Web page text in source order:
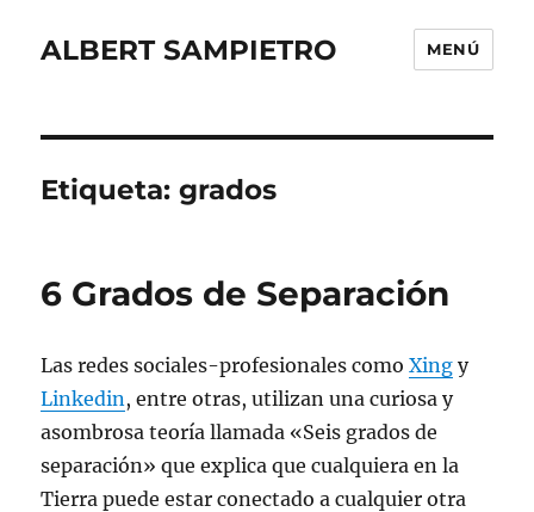
ALBERT SAMPIETRO MENÚ
Etiqueta:grados
6 Grados de Separación
Las redes sociales-profesionales comoXing y
Linkedin, entre otras, utilizan una curiosa y
asombrosa teoría llamada «Seis grados de
separación» que explica que cualquiera en la
Tierra puede estar conectado a cualquier otra